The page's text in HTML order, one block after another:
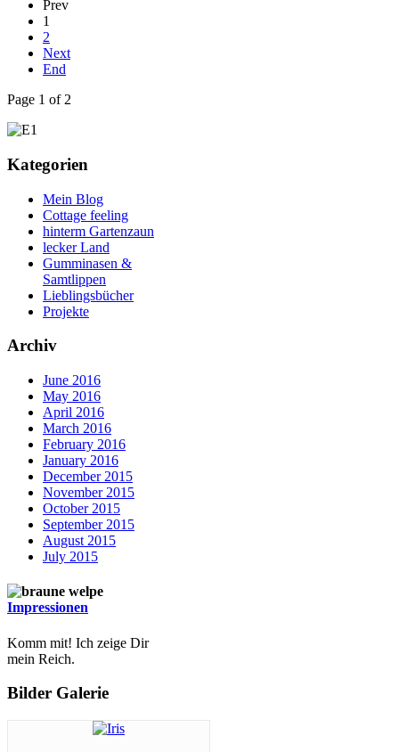
Prev
1
2
Next
End
Page 1 of 2
Kategorien
Mein Blog
Cottage feeling
hinterm Gartenzaun
lecker Land
Gumminasen &
Samtlippen
Lieblingsbücher
Projekte
Archiv
June 2016
May 2016
April 2016
March 2016
February 2016
January 2016
December 2015
November 2015
October 2015
September 2015
August 2015
July 2015
Impressionen
Komm mit! Ich zeige Dir
mein Reich.
Bilder Galerie